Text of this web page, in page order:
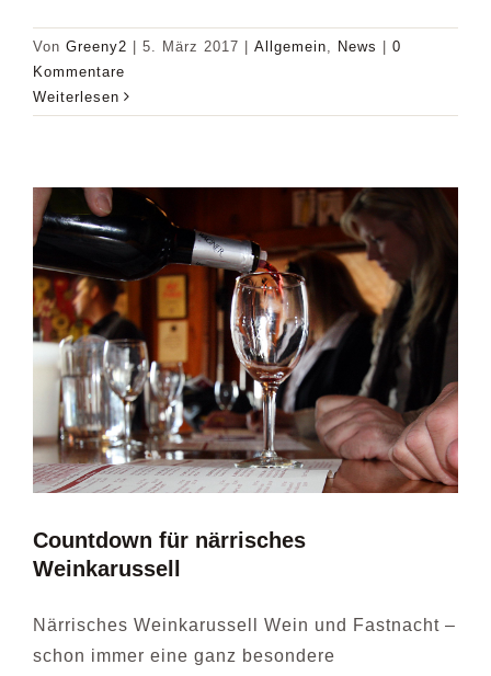
Von Greeny2 5. März 2017 Allgemein News
0
Kommentare
Weiterlesen
Countdown für närrisches
Weinkarussell
Närrisches Weinkarussell Wein und Fastnacht –
schon immer eine ganz besondere